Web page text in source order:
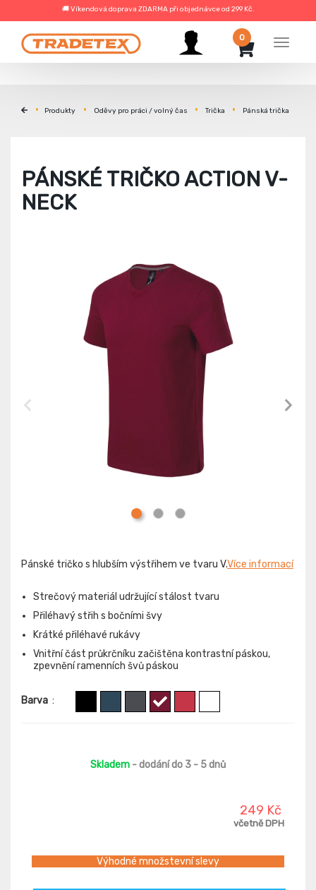
🚚 Víkendová doprava ZDARMA při objednávce od 299 Kč.
Menu
0
Produkty Oděvy pro práci / volný čas Trička Pánská trička
PÁNSKÉ TRIČKO ACTION V-
NECK
Pánské tričko s hlubším výstřihem ve tvaru V.Více informací
Strečový materiál udržující stálost tvaru
Přiléhavý střih s bočními švy
Krátké přiléhavé rukávy
Vnitřní část průkrčníku začištěna kontrastní páskou,
zpevnění ramenních švů páskou
Barva :
Skladem - dodání do 3 - 5 dnů
249 Kč
včetně DPH
Výhodné množstevní slevy